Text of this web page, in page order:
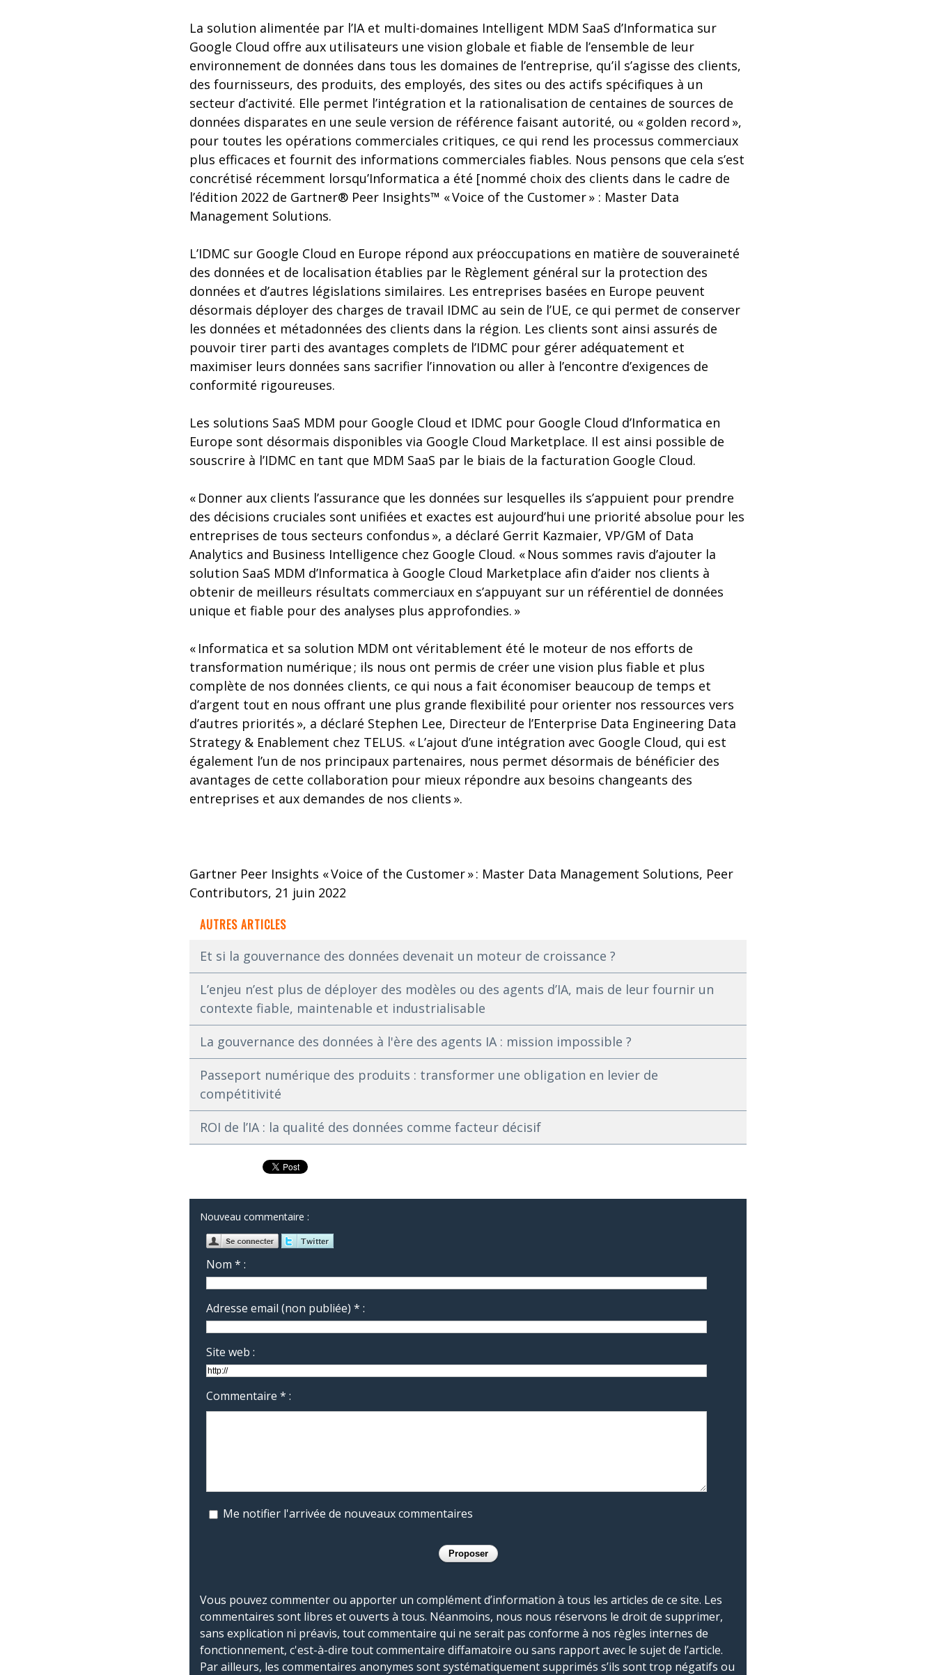
La solution alimentée par l’IA et multi-domaines Intelligent MDM SaaS d’Informatica sur
Google Cloud offre aux utilisateurs une vision globale et fiable de l’ensemble de leur
environnement de données dans tous les domaines de l’entreprise, qu’il s’agisse des clients,
des fournisseurs, des produits, des employés, des sites ou des actifs spécifiques à un
secteur d’activité. Elle permet l’intégration et la rationalisation de centaines de sources de
données disparates en une seule version de référence faisant autorité, ou « golden record »,
pour toutes les opérations commerciales critiques, ce qui rend les processus commerciaux
plus efficaces et fournit des informations commerciales fiables. Nous pensons que cela s’est
concrétisé récemment lorsqu’Informatica a été [nommé choix des clients dans le cadre de
l’édition 2022 de Gartner® Peer Insights™ « Voice of the Customer » : Master Data
Management Solutions.
L’IDMC sur Google Cloud en Europe répond aux préoccupations en matière de souveraineté
des données et de localisation établies par le Règlement général sur la protection des
données et d’autres législations similaires. Les entreprises basées en Europe peuvent
désormais déployer des charges de travail IDMC au sein de l’UE, ce qui permet de conserver
les données et métadonnées des clients dans la région. Les clients sont ainsi assurés de
pouvoir tirer parti des avantages complets de l’IDMC pour gérer adéquatement et
maximiser leurs données sans sacrifier l’innovation ou aller à l’encontre d’exigences de
conformité rigoureuses.
Les solutions SaaS MDM pour Google Cloud et IDMC pour Google Cloud d’Informatica en
Europe sont désormais disponibles via Google Cloud Marketplace. Il est ainsi possible de
souscrire à l’IDMC en tant que MDM SaaS par le biais de la facturation Google Cloud.
« Donner aux clients l’assurance que les données sur lesquelles ils s’appuient pour prendre
des décisions cruciales sont unifiées et exactes est aujourd’hui une priorité absolue pour les
entreprises de tous secteurs confondus », a déclaré Gerrit Kazmaier, VP/GM of Data
Analytics and Business Intelligence chez Google Cloud. « Nous sommes ravis d’ajouter la
solution SaaS MDM d’Informatica à Google Cloud Marketplace afin d’aider nos clients à
obtenir de meilleurs résultats commerciaux en s’appuyant sur un référentiel de données
unique et fiable pour des analyses plus approfondies. »
« Informatica et sa solution MDM ont véritablement été le moteur de nos efforts de
transformation numérique ; ils nous ont permis de créer une vision plus fiable et plus
complète de nos données clients, ce qui nous a fait économiser beaucoup de temps et
d’argent tout en nous offrant une plus grande flexibilité pour orienter nos ressources vers
d’autres priorités », a déclaré Stephen Lee, Directeur de l’Enterprise Data Engineering Data
Strategy & Enablement chez TELUS. « L’ajout d’une intégration avec Google Cloud, qui est
également l’un de nos principaux partenaires, nous permet désormais de bénéficier des
avantages de cette collaboration pour mieux répondre aux besoins changeants des
entreprises et aux demandes de nos clients ».
Gartner Peer Insights « Voice of the Customer » : Master Data Management Solutions, Peer
Contributors, 21 juin 2022
AUTRES ARTICLES
Et si la gouvernance des données devenait un moteur de croissance ?
L’enjeu n’est plus de déployer des modèles ou des agents d’IA, mais de leur fournir un
contexte fiable, maintenable et industrialisable
La gouvernance des données à l'ère des agents IA : mission impossible ?
Passeport numérique des produits : transformer une obligation en levier de
compétitivité
ROI de l’IA : la qualité des données comme facteur décisif
Nouveau commentaire :
Nom * :
Adresse email (non publiée) * :
Site web :
Commentaire * :
Me notifier l'arrivée de nouveaux commentaires
Vous pouvez commenter ou apporter un complément d’information à tous les articles de ce site. Les
commentaires sont libres et ouverts à tous. Néanmoins, nous nous réservons le droit de supprimer,
sans explication ni préavis, tout commentaire qui ne serait pas conforme à nos règles internes de
fonctionnement, c'est-à-dire tout commentaire diffamatoire ou sans rapport avec le sujet de l’article.
Par ailleurs, les commentaires anonymes sont systématiquement supprimés s’ils sont trop négatifs ou